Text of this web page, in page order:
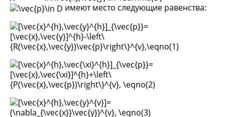
имеют место следующие равенства: